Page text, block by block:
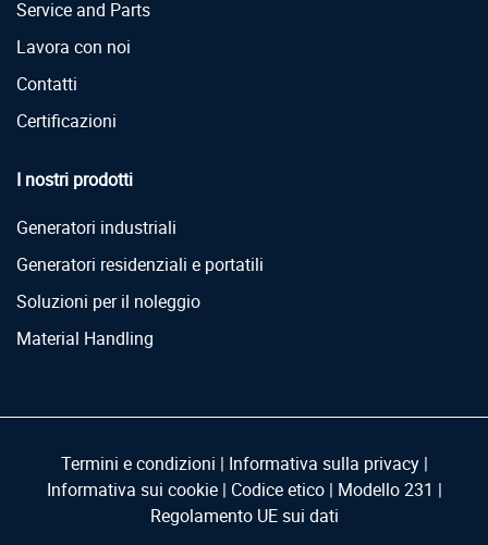
Service and Parts
Lavora con noi
Contatti
Certificazioni
I nostri prodotti
Generatori industriali
Generatori residenziali e portatili
Soluzioni per il noleggio
Material Handling
Termini e condizioni | Informativa sulla privacy|
Informativa sui cookie| Codice etico| Modello 231 |
Regolamento UE sui dati